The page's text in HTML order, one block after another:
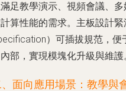
足教學演示、視頻會議、
算性能的需求。主板設計
）可插拔規范，
部，實現模塊化升級與維護
面向應用場景：教學與